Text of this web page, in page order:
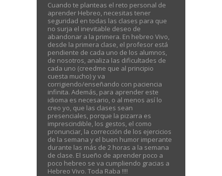
Cuando te planteas el reto personal de
aprender Hebreo, necesitas tener
seguridad en todas las clases para que
no surja el inevitable deseo de
abandonar a la primera. En hebreo Vivo,
desde la primera clase, el profesor está
pendiente de cada uno de los alumnos,
de nosotros, analiza las dificultades de
cada uno (creedme que al principio
cuesta mucho) y va
corrigiendo/enseñando con paciencia
infinita. Además, para aprender este
idioma es necesario, o al menos así lo
creo yo, que las clases sean
presenciales, porque la pizarra es
imprescindible, los gestos, el como
pronunciar, la corrección de los ejercicios
de la semana y el buen humor imperante
durante las más de 2 horas a la semana
de clase. El sueño de aprender poco a
poco hebreo se va cumpliendo gracias a
Hebreo Vivo. Toda Raba !!!!